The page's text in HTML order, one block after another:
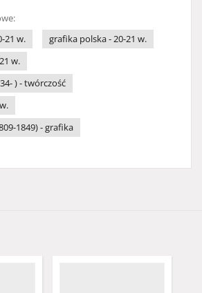
21 w.
grafika polska - 20-21 w.
w.
) - twórczość
1849) - grafika